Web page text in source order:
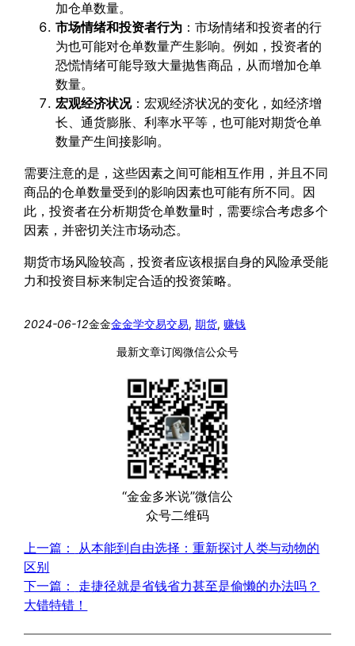
加仓单数量。
市场情绪和投资者行为 ：市场情绪和投资者的行
为也可能对仓单数量产生影响。例如，投资者的
恐慌情绪可能导致大量抛售商品，从而增加仓单
数量。
宏观经济状况：宏观经济状况的变化，如经济增
长、通货膨胀、利率水平等，也可能对期货仓单
数量产生间接影响。
需要注意的是，这些因素之间可能相互作用，并且不同
商品的仓单数量受到的影响因素也可能有所不同。因
此，投资者在分析期货仓单数量时，需要综合考虑多个
因素，并密切关注市场动态。
期货市场风险较高，投资者应该根据自身的风险承受能
力和投资目标来制定合适的投资策略。
2024-06-12金金金金学交易交易, 期货, 赚钱
最新文章订阅微信公众号
“金金多米说”微信公
众号二维码
上一篇：
从本能到自由选择：重新探讨人类与动物的
区别
下一篇：
走捷径就是省钱省力甚至是偷懒的办法吗？
大错特错！